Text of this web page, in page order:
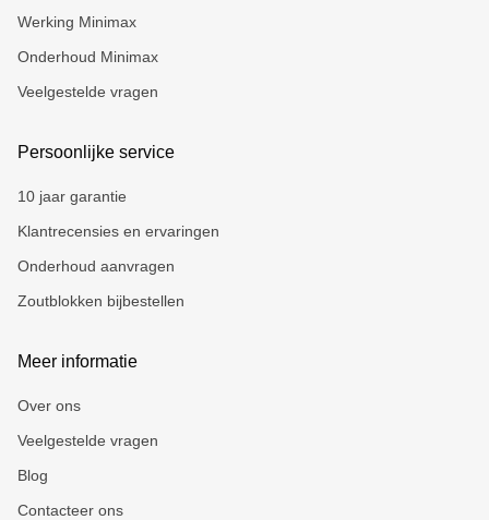
Werking Minimax
Onderhoud Minimax
Veelgestelde vragen
Persoonlijke service
10 jaar garantie
Klantrecensies en ervaringen
Onderhoud aanvragen
Zoutblokken bijbestellen
Meer informatie
Over ons
Veelgestelde vragen
Blog
Contacteer ons